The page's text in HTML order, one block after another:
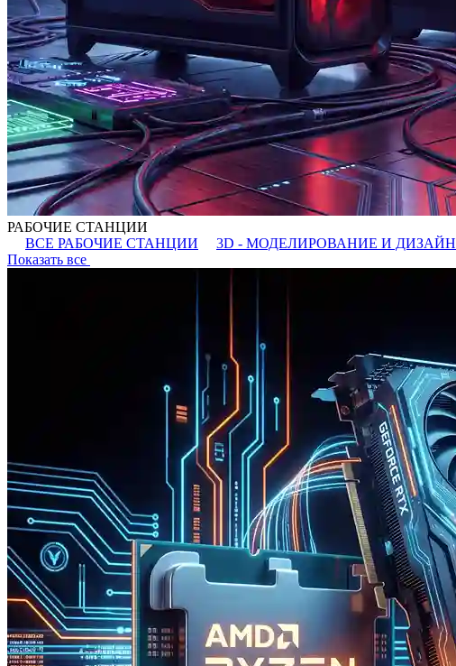
РАБОЧИЕ СТАНЦИИ
ВСЕ РАБОЧИЕ СТАНЦИИ
3D - МОДЕЛИРОВАНИЕ И ДИЗАЙН
Показать все